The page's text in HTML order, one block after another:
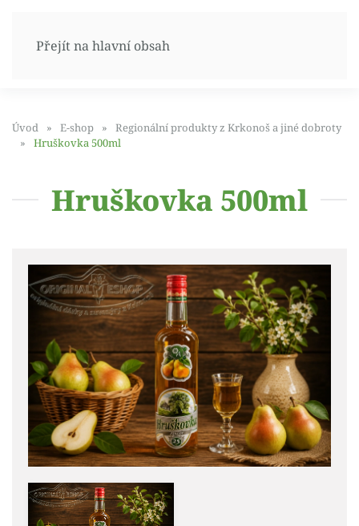
Přejít na hlavní obsah
Úvod E-shop
Regionální produkty z Krkonoš a jiné dobroty
Hruškovka 500ml
Hruškovka 500ml